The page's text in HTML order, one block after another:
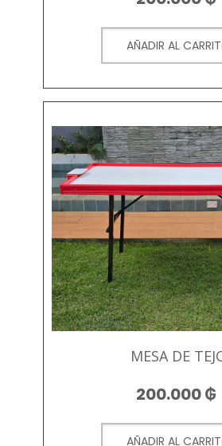
AÑADIR AL
MESA DE
200.000₲
AÑADIR AL